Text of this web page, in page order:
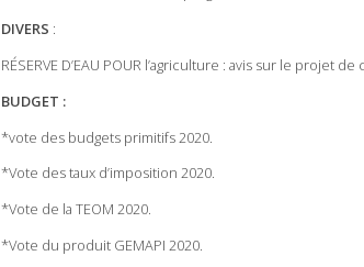
DIVERS :
RÉSERVE D’EAU POUR l’agriculture : avis sur le
BUDGET :
*vote des budgets primitifs 2020.
*Vote des taux d’imposition 2020.
*Vote de la TEOM 2020.
*Vote du produit GEMAPI 2020.